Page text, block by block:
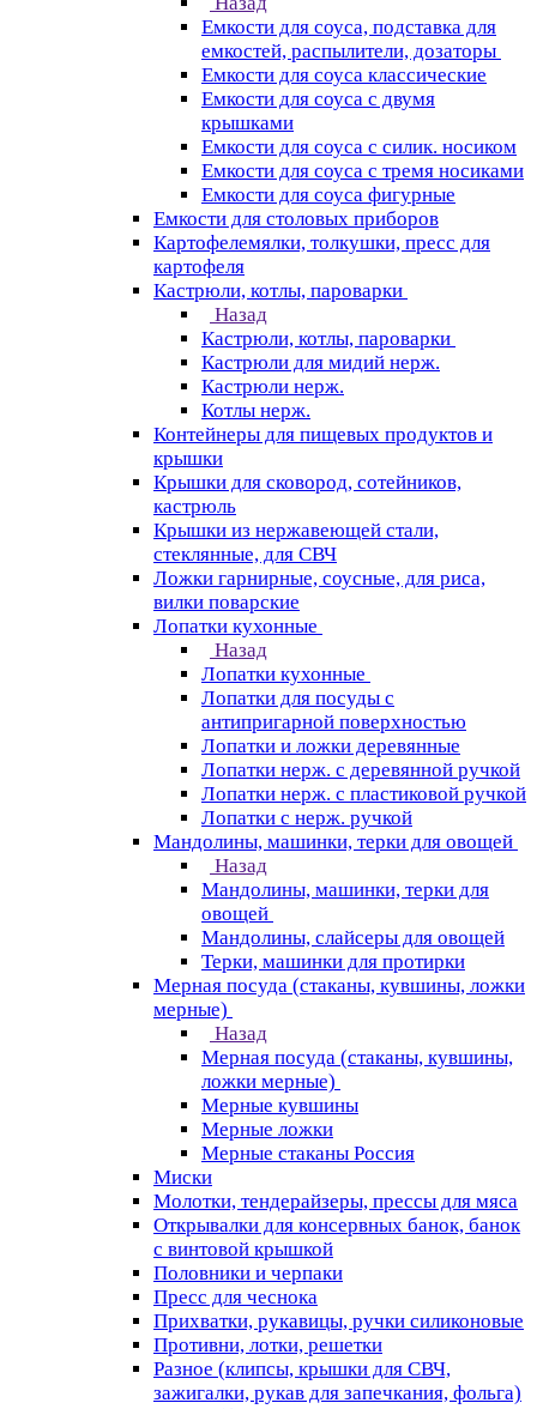
Емкости для соуса, подставка для
емкостей, распылители, дозаторы
Емкости для соуса классические
Емкости для соуса с двумя
крышками
Емкости для соуса с силик. носиком
Емкости для соуса с тремя носиками
Емкости для соуса фигурные
Емкости для столовых приборов
Картофелемялки, толкушки, пресс для
картофеля
Кастрюли, котлы, пароварки
Назад
Кастрюли, котлы, пароварки
Кастрюли для мидий нерж.
Кастрюли нерж.
Котлы нерж.
Контейнеры для пищевых продуктов и
крышки
Крышки для сковород, сотейников,
кастрюль
Крышки из нержавеющей стали,
стеклянные, для СВЧ
Ложки гарнирные, соусные, для риса,
вилки поварские
Лопатки кухонные
Назад
Лопатки кухонные
Лопатки для посуды с
антипригарной поверхностью
Лопатки и ложки деревянные
Лопатки нерж. с деревянной ручкой
Лопатки нерж. с пластиковой ручкой
Лопатки с нерж. ручкой
Мандолины, машинки, терки для овощей
Назад
Мандолины, машинки, терки для
овощей
Мандолины, слайсеры для овощей
Терки, машинки для протирки
Мерная посуда (стаканы, кувшины, ложки
мерные)
Назад
Мерная посуда (стаканы, кувшины,
ложки мерные)
Мерные кувшины
Мерные ложки
Мерные стаканы Россия
Миски
Молотки, тендерайзеры, прессы для мяса
Открывалки для консервных банок, банок
с винтовой крышкой
Половники и черпаки
Пресс для чеснока
Прихватки, рукавицы, ручки силиконовые
Противни, лотки, решетки
Разное (клипсы, крышки для СВЧ,
зажигалки, рукав для запечкания, фольга)